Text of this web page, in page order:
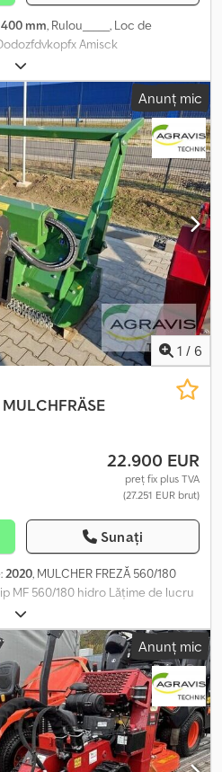
400 mm, Rulou_____, Loc de
Amisck
Anunț mic
1 / 6
MULCHFRÄSE
22.900 EUR
preț fix plus TVA
(27.251 EUR brut)
Sunați
2020, MULCHER FREZĂ 560/180
MF 560/180 hidro Lățime de lucru
m, adâncime de lucru în sol până la
Greutate aprox. 1.700 kg, putere
1.500–2.600 rpm (turația
motorului hidraulic al vehiculului
560 mm - 44 unelte cu inserții din
oscilanți supradimensionați -
variabilă 110–057 cm³/tură -
și fulii dințate - lanțuri de protecție
bare dințate, demontabile, în
Anunț mic